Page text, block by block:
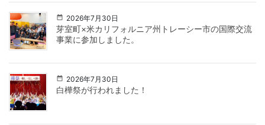
2026年7月30日
芽室町×米カリフォルニア州トレーシー市の国際交流
事業に参加しました。
2026年7月30日
白樺祭が行われました！